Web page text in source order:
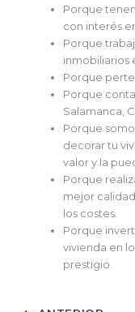
Porque
con interés
Porque
inmobiliarios
Porque
Porque
Salamanca,
Porque
decorar tu
valor y la
Porque
mejor
los costes.
Porque
vivienda en
prestigio.